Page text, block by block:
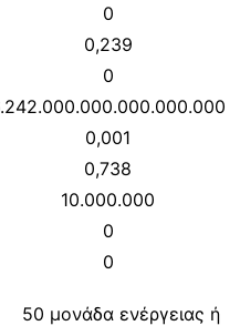
0
0,239
0
0,001
0,738
10.000.000
0
0
50 μονάδα ενέργειας ή